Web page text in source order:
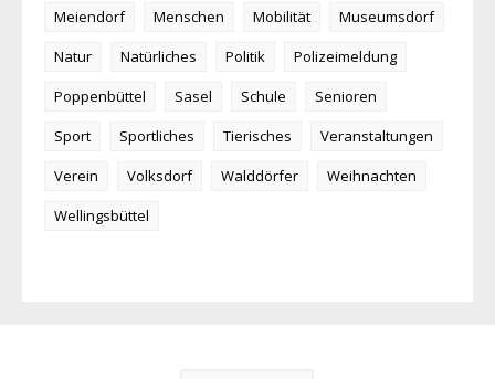
Meiendorf
Menschen Mobilität
Museumsdorf
Natur
Natürliches Politik
Polizeimeldung
Poppenbüttel
Sasel Schule
Senioren
Sport
Sportliches Tierisches
Veranstaltungen
Verein
Volksdorf Walddörfer
Weihnachten
Wellingsbüttel